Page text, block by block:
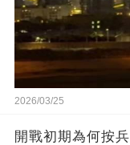
2026/03/25
開戰初期為何按